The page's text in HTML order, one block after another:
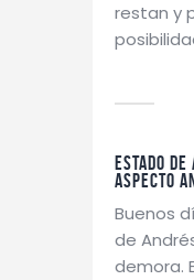
restan y
Estado
aspecto
Buenos
de
demora.